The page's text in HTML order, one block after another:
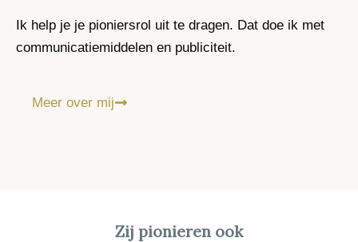
Ik help je je pioniersrol uit te dragen. Dat doe ik met
communicatiemiddelen en publiciteit.
Meer over mij
Zij pionieren ook